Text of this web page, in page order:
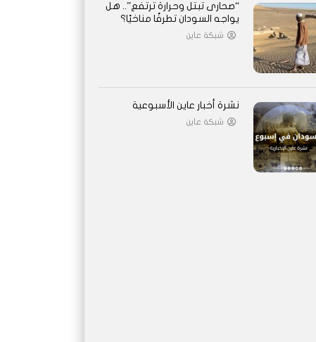
“صحارى تبتل وحرارة ترتفع”.. هل
يواجه السودان تطرفًا مناخيًا؟
شبكة عاين
نشرة أخبار عاين الأسبوعية
شبكة عاين